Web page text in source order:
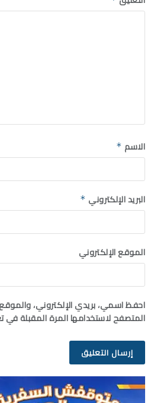
الاسم *
البريد الإلكتروني *
الموقع الإلكتروني
احفظ اسمي، بريدي الإلكتروني،
المتصفح لاستخدامها المرة المقبلة في